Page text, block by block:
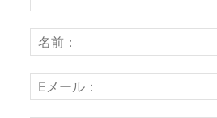
メ
ト
：